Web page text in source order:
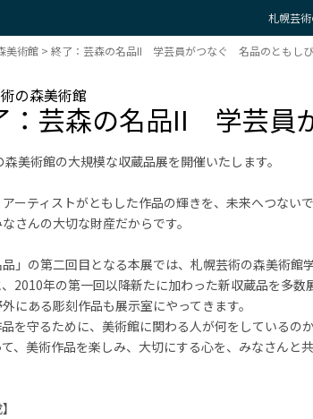
札幌芸
美術館 > 終了：芸森の名品II 学芸員がつなぐ 名品のともしび
の森美術館
：芸森の名品II 学芸員
美術館の大規模な収蔵品展を開催いたします。
ーティストがともした作品の輝きを、未来へつないで
さんの大切な財産だからです。
品」の第二回目となる本展では、札幌芸術の森美術館
2010年の第一回以降新たに加わった新収蔵品を多数
にある彫刻作品も展示室にやってきます。
を守るために、美術館に関わる人が何をしているのか
、美術作品を楽しみ、大切にする心を、みなさんと